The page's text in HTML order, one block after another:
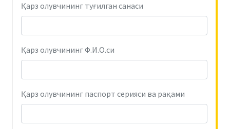
Қарз олувчининг туғилган санаси
Қарз олувчининг Ф.И.О.си
Қарз олувчининг паспорт серияси ва рақами